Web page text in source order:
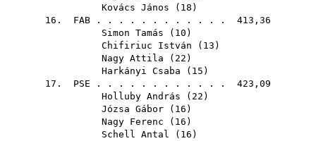
Kovács János ( 18 )
16. FAB . . . . . . . . . . . . 413,36
Simon Tamás ( 10 )
Chifiriuc István ( 13 )
Nagy Attila ( 22 )
Harkányi Csaba ( 15 )
17. PSE . . . . . . . . . . . . 423,09
Holluby András ( 22 )
Józsa Gábor ( 16 )
Nagy Ferenc ( 16 )
Schell Antal ( 16 )